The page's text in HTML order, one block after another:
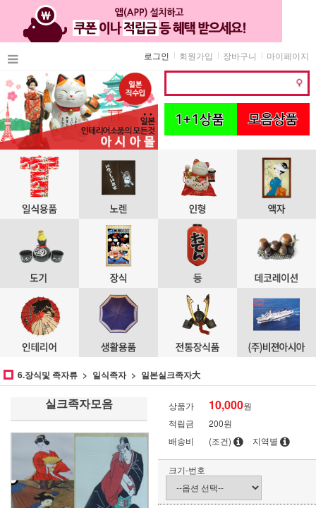
마이페이지
장바구니
회원가입
로그인
6.장식및 족자류 일식족자 일본실크족자大
실크족자모음 상품가 10,000원
적립금
200원
배송비
(조건) 지역별
크기-번호